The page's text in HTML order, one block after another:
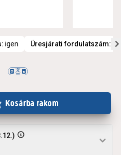
: igen Üresjárati fordulatszám:
Kosárba rakom